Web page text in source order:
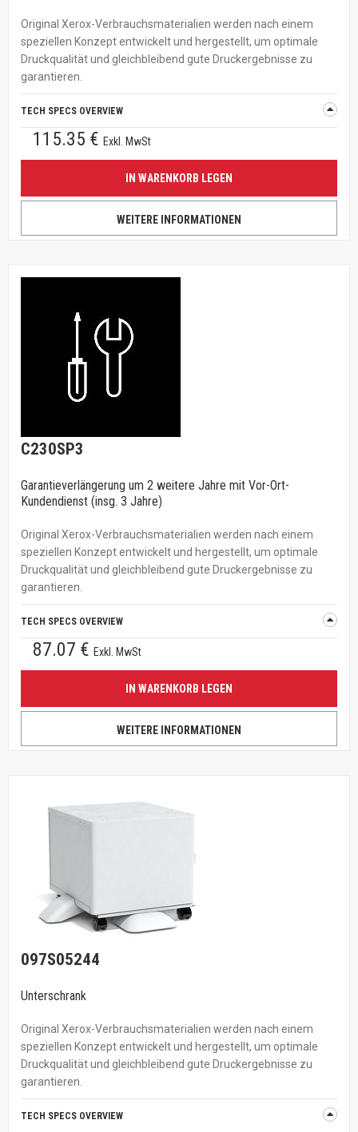
Original Xerox-Verbrauchsmaterialien werden nach einem
speziellen Konzept entwickelt und hergestellt, um optimale
Druckqualität und gleichbleibend gute Druckergebnisse zu
garantieren.
TECH SPECS OVERVIEW
115.35 € Exkl. MwSt
IN WARENKORB LEGEN
WEITERE INFORMATIONEN
C230SP3
Garantieverlängerung um 2 weitere Jahre mit Vor-Ort-
Kundendienst (insg. 3 Jahre)
Original Xerox-Verbrauchsmaterialien werden nach einem
speziellen Konzept entwickelt und hergestellt, um optimale
Druckqualität und gleichbleibend gute Druckergebnisse zu
garantieren.
TECH SPECS OVERVIEW
87.07 € Exkl. MwSt
IN WARENKORB LEGEN
WEITERE INFORMATIONEN
097S05244
Unterschrank
Original Xerox-Verbrauchsmaterialien werden nach einem
speziellen Konzept entwickelt und hergestellt, um optimale
Druckqualität und gleichbleibend gute Druckergebnisse zu
garantieren.
TECH SPECS OVERVIEW